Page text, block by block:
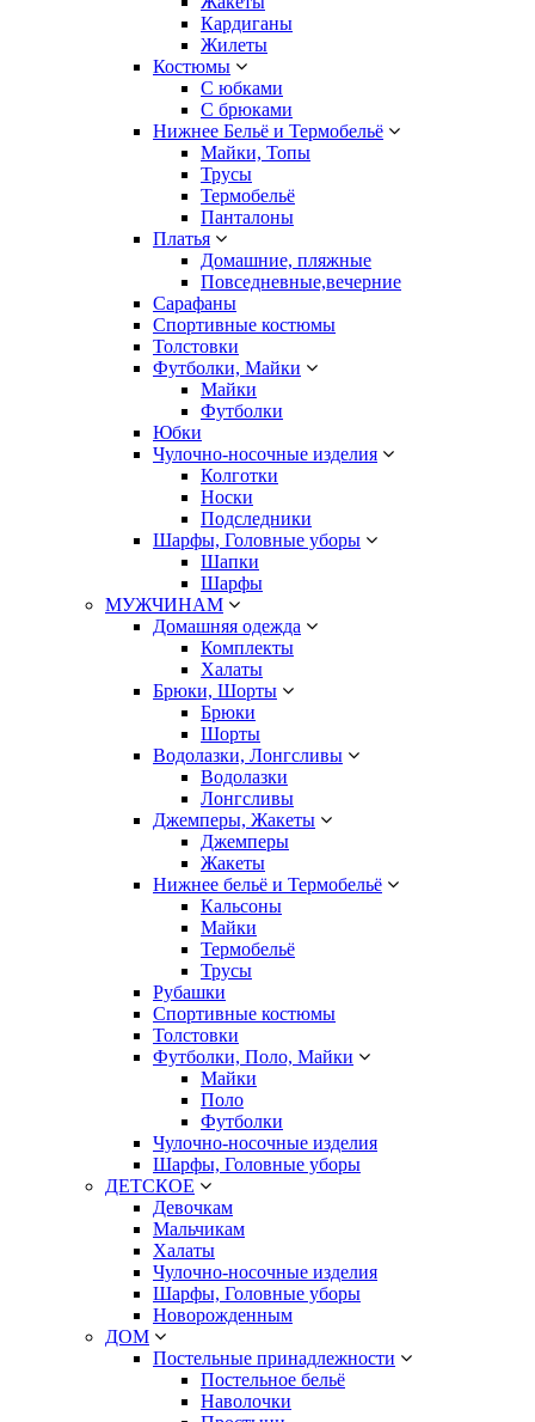
Кардиганы
Жилеты
Костюмы
С юбками
С брюками
Нижнее Бельё и Термобельё
Майки, Топы
Трусы
Термобельё
Панталоны
Платья
Домашние, пляжные
Повседневные,вечерние
Сарафаны
Спортивные костюмы
Толстовки
Футболки, Майки
Майки
Футболки
Юбки
Чулочно-носочные изделия
Колготки
Носки
Подследники
Шарфы, Головные уборы
Шапки
Шарфы
МУЖЧИНАМ
Домашняя одежда
Комплекты
Халаты
Брюки, Шорты
Брюки
Шорты
Водолазки, Лонгсливы
Водолазки
Лонгсливы
Джемперы, Жакеты
Джемперы
Жакеты
Нижнее бельё и Термобельё
Кальсоны
Майки
Термобельё
Трусы
Рубашки
Спортивные костюмы
Толстовки
Футболки, Поло, Майки
Майки
Поло
Футболки
Чулочно-носочные изделия
Шарфы, Головные уборы
ДЕТСКОЕ
Девочкам
Мальчикам
Халаты
Чулочно-носочные изделия
Шарфы, Головные уборы
Новорожденным
ДОМ
Постельные принадлежности
Постельное бельё
Наволочки